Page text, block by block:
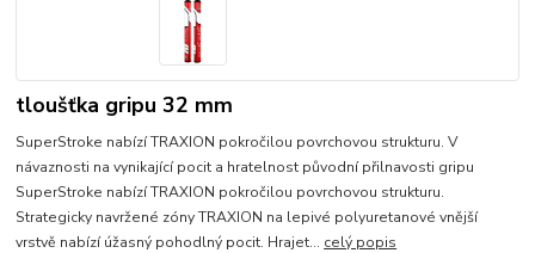
tloušťka gripu 32 mm
SuperStroke nabízí TRAXION pokročilou povrchovou strukturu. V
návaznosti na vynikající pocit a hratelnost původní přilnavosti gripu
SuperStroke nabízí TRAXION pokročilou povrchovou strukturu.
Strategicky navržené zóny TRAXION na lepivé polyuretanové vnější
vrstvě nabízí úžasný pohodlný pocit. Hrajet... celý popis